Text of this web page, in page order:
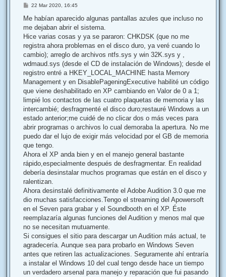
M
n
a
j
22 Mar 2020, 16:45
Me habían aparecido algunas pantallas azules que incluso no
me dejaban abrir el sistema.
Hice varias cosas y ya se pararon: CHKDSK (que no me
registra ahora problemas en el disco duro, ya veré cuando lo
cambio); arreglo de archivos ntfs.sys y win 32K.sys y ,
wdmaud.sys (desde el CD de instalación de Windows); desde el
registro entré a HKEY_LOCAL_MACHINE hasta Memory
Management y en DisablePageningExecutive habilité un código
que viene deshabilitado en XP cambiando en Valor de 0 a 1;
limpié los contactos de las cuatro plaquetas de memoria y las
intercambié; desfragmenté el disco duro;restauré Windows a un
estado anterior;me cuidé de no clicar dos o más veces para
abrir programas o archivos lo cual demoraba la apertura. No me
puedo dar el lujo de exigir más velocidad por el GB de memoria
que tengo.
Ahora el XP anda bien y en el manejo general bastante
rápido,especialmente después de desfragmentar. En realidad
debería desinstalar muchos programas que están en el disco y
ralentizan.
Ahora desinstalé definitivamente el Adobe Audition 3.0 que me
dio muchas satisfacciones.Tengo el streaming del Apowersoft
en el Seven para grabar y el Soundbooth en el XP. Éste
reemplazaría algunas funciones del Audition y menos mal que
no se necesitan mutuamente.
Si consigues el sitio para descargar un Audition más actual, te
agradecería. Aunque sea para probarlo en Windows Seven
antes que retiren las actualizaciones. Seguramente ahí entraría
a instalar el Windows 10 del cual tengo desde hace un tiempo
un verdadero arsenal para manejo y reparación que fui pasando